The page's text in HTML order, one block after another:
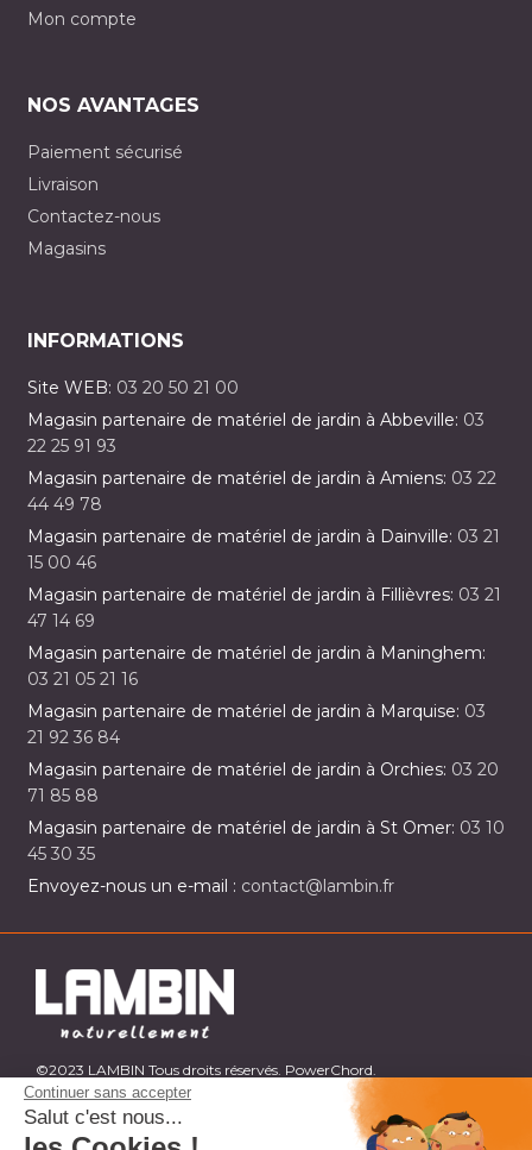
Continuer sans accepter
Salut c'est nous...
Mon compte
NOS AVANTAGES
Paiement sécurisé
Livraison
Contactez-nous
Magasins
INFORMATIONS
Site WEB: 03 20 50 21 00
Magasin partenaire de matériel de jardin à Abbeville: 03
22 25 91 93
Magasin partenaire de matériel de jardin à Amiens: 03 22
44 49 78
Magasin partenaire de matériel de jardin à Dainville: 03 21
15 00 46
Magasin partenaire de matériel de jardin à Fillièvres: 03 21
47 14 69
Magasin partenaire de matériel de jardin à Maninghem:
03 21 05 21 16
Magasin partenaire de matériel de jardin à Marquise: 03
21 92 36 84
Magasin partenaire de matériel de jardin à Orchies: 03 20
71 85 88
Magasin partenaire de matériel de jardin à St Omer: 03 10
45 30 35
Envoyez-nous un e-mail : contact@lambin.fr
©2023 LAMBIN Tous droits réservés. PowerChord.